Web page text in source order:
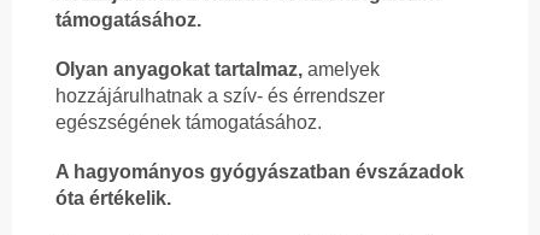
támogatásához.
Olyan anyagokat tartalmaz, amelyek
hozzájárulhatnak a szív- és érrendszer
egészségének támogatásához.
A hagyományos gyógyászatban évszázadok
óta értékelik.